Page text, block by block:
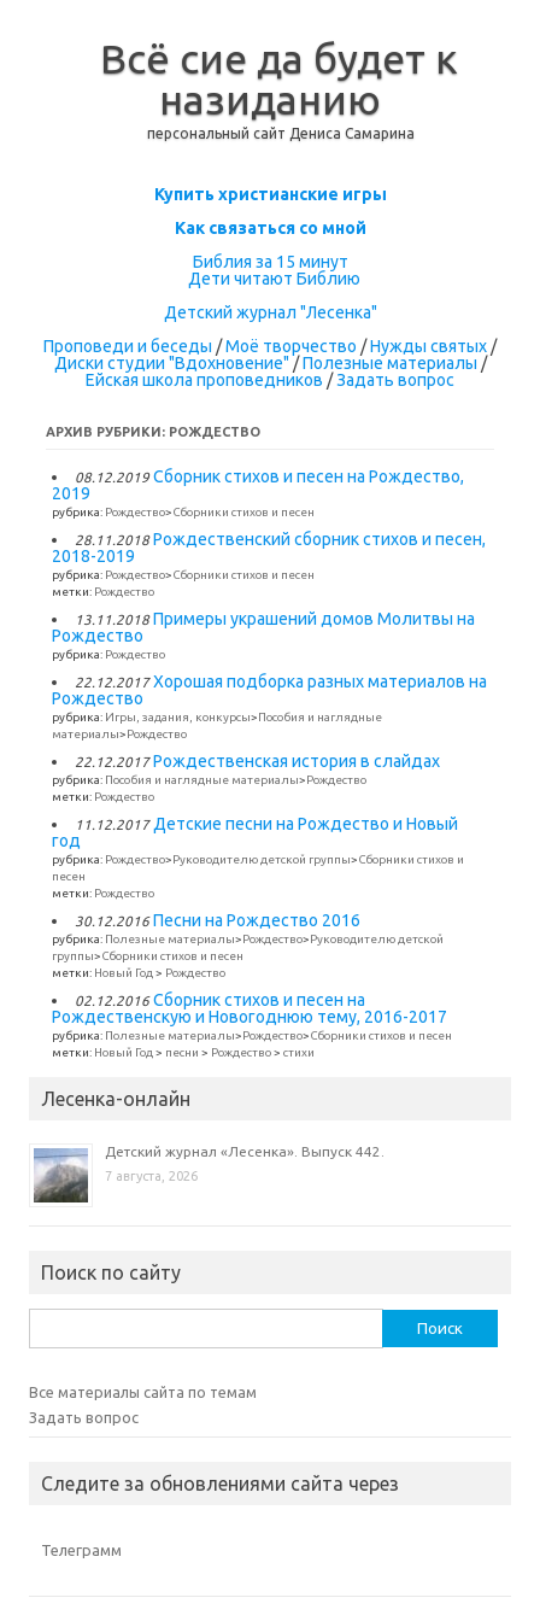
Всё сие да будет к
назиданию
персональный сайт Дениса Самарина
Перейти к содержимому
Купить христианские игры
Как связаться со мной
Библия за 15 минут
Дети читают Библию
Детский журнал "Лесенка"
Проповеди и беседы /Моё творчество /Нужды святых /
Диски студии "Вдохновение" /Полезные материалы /
Ейская школа проповедников /Задать вопрос
АРХИВ РУБРИКИ: РОЖДЕСТВО
08.12.2019 Сборник стихов и песен на Рождество,
2019
рубрика: Рождество>Сборники стихов и песен
28.11.2018 Рождественский сборник стихов и песен,
2018-2019
рубрика: Рождество>Сборники стихов и песен
метки: Рождество
13.11.2018 Примеры украшений домов Молитвы на
Рождество
рубрика: Рождество
22.12.2017 Хорошая подборка разных материалов на
Рождество
рубрика: Игры, задания, конкурсы>Пособия и наглядные
материалы>Рождество
22.12.2017 Рождественская история в слайдах
рубрика: Пособия и наглядные материалы>Рождество
метки: Рождество
11.12.2017 Детские песни на Рождество и Новый
год
рубрика: Рождество>Руководителю детской группы>Сборники стихов и
песен
метки: Рождество
30.12.2016 Песни на Рождество 2016
рубрика: Полезные материалы>Рождество>Руководителю детской
группы>Сборники стихов и песен
метки: Новый Год > Рождество
02.12.2016 Сборник стихов и песен на
Рождественскую и Новогоднюю тему, 2016-2017
рубрика: Полезные материалы>Рождество>Сборники стихов и песен
метки: Новый Год > песни > Рождество> стихи
Лесенка-онлайн
Детский журнал «Лесенка». Выпуск 442.
7 августа, 2026
Поиск по сайту
Все материалы сайта по темам
Задать вопрос
Следите за обновлениями сайта через
Телеграмм